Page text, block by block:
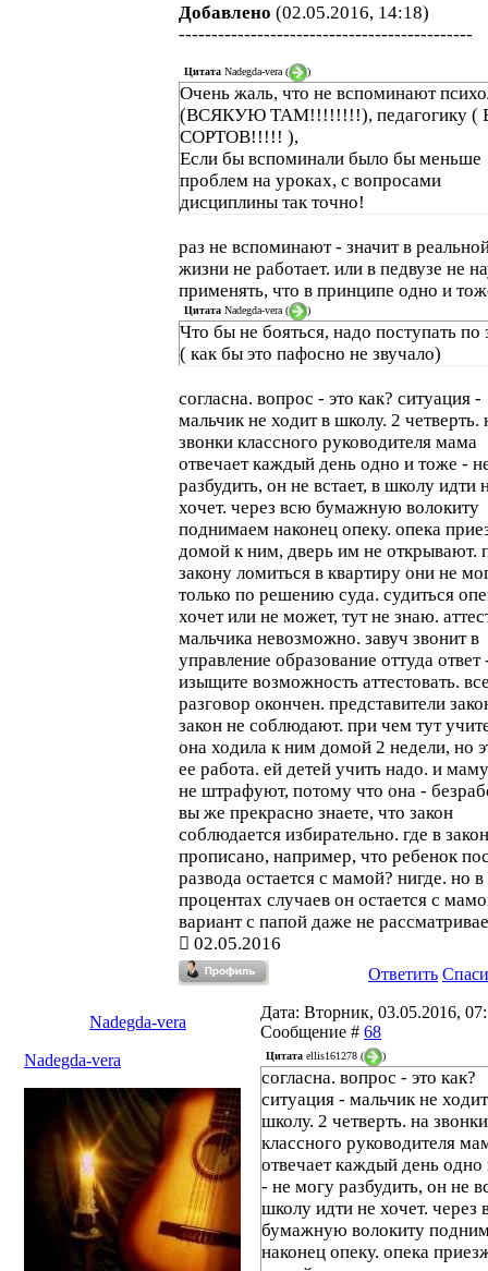
Добавлено (02.05.2016, 14:18)
---------------------------------------------
Цитата Nadegda-vera ( )
Очень жаль, что не вспоминают
(ВСЯКУЮ ТАМ!!!!!!!!), педагогику (
СОРТОВ!!!!! ),
Если бы вспоминали было бы меньше
проблем на уроках, с вопросами
дисциплины так точно!
раз не вспоминают - значит в
жизни не работает. или в педвузе не
применять, что в принципе одно и
Цитата Nadegda-vera ( )
Что бы не бояться, надо поступать по
( как бы это пафосно не звучало)
согласна. вопрос - это как? ситуация -
мальчик не ходит в школу. 2 четверть.
звонки классного руководителя мама
отвечает каждый день одно и тоже -
разбудить, он не встает, в школу идти
хочет. через всю бумажную волокиту
поднимаем наконец опеку. опека
домой к ним, дверь им не открывают.
закону ломиться в квартиру они не
только по решению суда. судиться
хочет или не может, тут не знаю.
мальчика невозможно. завуч звонит в
управление образование оттуда ответ
изыщите возможность аттестовать.
разговор окончен. представители
закон не соблюдают. при чем тут
она ходила к ним домой 2 недели, но
ее работа. ей детей учить надо. и
не штрафуют, потому что она -
вы же прекрасно знаете, что закон
соблюдается избирательно. где в
прописано, например, что ребенок
развода остается с мамой? нигде. но
процентах случаев он остается с
вариант с папой даже не
02.05.2016
Ответить
Nadegda-vera
Дата: Вторник, 03.05.2016,
Сообщение # 68
Nadegda-vera
Цитата ellis161278 ( )
согласна. вопрос - это как?
ситуация - мальчик не
школу. 2 четверть. на звонки
классного руководителя
отвечает каждый день
- не могу разбудить, он не
школу идти не хочет. через
бумажную волокиту
наконец опеку. опека